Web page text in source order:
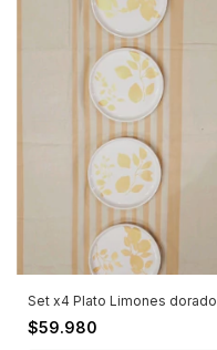
Set x4 Plato Limones dorado
$59.980